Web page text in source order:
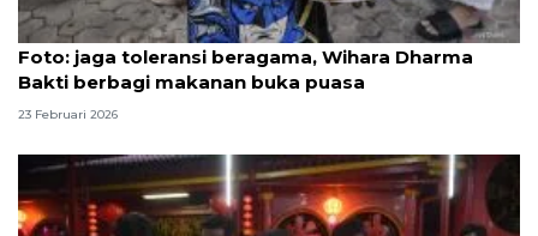
Foto
Foto: jaga toleransi beragama, Wihara Dharma
Bakti berbagi makanan buka puasa
23 Februari 2026